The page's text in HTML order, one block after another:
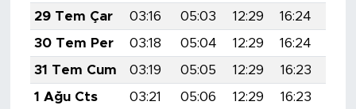
29 Tem Çar
03:16 05:03 12:29 16:24
30 Tem Per
03:18 05:04 12:29 16:24
31 Tem Cum
03:19 05:05 12:29 16:23
1 Ağu Cts
03:21 05:06 12:29 16:23